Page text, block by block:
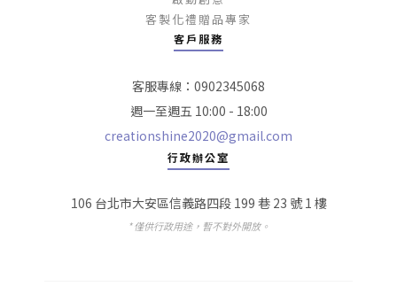
客製化禮贈品專家
客戶服務
客服專線：0902345068
週一至週五 10:00 - 18:00
creationshine2020@gmail.com
行政辦公室
106 台北市大安區信義路四段 199 巷 23 號 1 樓
* 僅供行政用途，暫不對外開放。